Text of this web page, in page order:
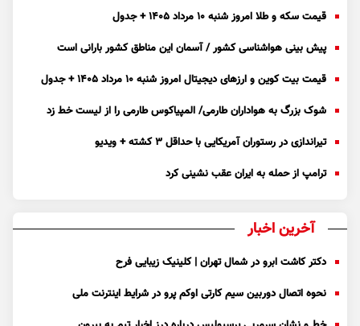
قیمت سکه و طلا امروز شنبه ۱۰ مرداد ۱۴۰۵ + جدول
پیش بینی هواشناسی کشور / آسمان این مناطق کشور بارانی است
قیمت بیت کوین و ارز‌های دیجیتال امروز شنبه ۱۰ مرداد ۱۴۰۵ + جدول
شوک بزرگ به هواداران طارمی/ المپیاکوس طارمی را از لیست خط زد
تیراندازی در رستوران آمریکایی با حداقل ۳ کشته + ویدیو
ترامپ از حمله به ایران عقب نشینی کرد
آخرین اخبار
دکتر کاشت ابرو در شمال تهران | کلینیک زیبایی فرح
نحوه اتصال دوربین سیم کارتی اوکم پرو در شرایط اینترنت ملی